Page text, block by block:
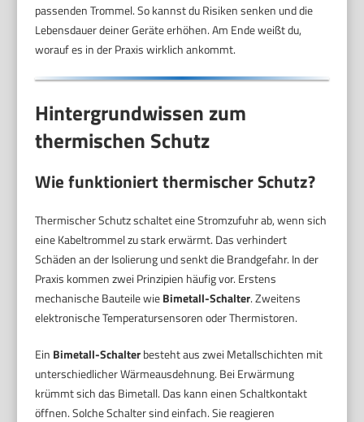
passenden Trommel. So kannst du Risiken senken und die
Lebensdauer deiner Geräte erhöhen. Am Ende weißt du,
worauf es in der Praxis wirklich ankommt.
Hintergrundwissen zum
thermischen Schutz
Wie funktioniert thermischer Schutz?
Thermischer Schutz schaltet eine Stromzufuhr ab, wenn sich
eine Kabeltrommel zu stark erwärmt. Das verhindert
Schäden an der Isolierung und senkt die Brandgefahr. In der
Praxis kommen zwei Prinzipien häufig vor. Erstens
mechanische Bauteile wieBimetall-Schalter. Zweitens
elektronische Temperatursensoren oder Thermistoren.
Ein Bimetall-Schalterbesteht aus zwei Metallschichten mit
unterschiedlicher Wärmeausdehnung. Bei Erwärmung
krümmt sich das Bimetall. Das kann einen Schaltkontakt
öffnen. Solche Schalter sind einfach. Sie reagieren